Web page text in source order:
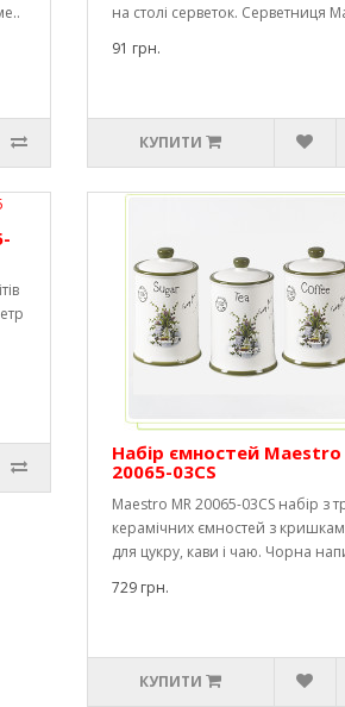
на столі серветок. Серветниця
91 грн.
КУПИТИ
Набір ємностей Maestro
20065-03CS
Maestro MR 20065-03CS набір з
керамічних ємностей з
для цукру, кави і чаю. Чорна
729 грн.
КУПИТИ